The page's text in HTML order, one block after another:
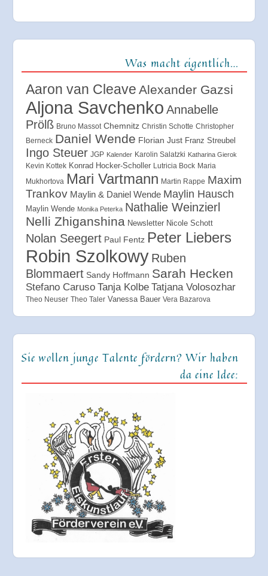
Was macht eigentlich…
Aaron van Cleave Alexander Gazsi
Aljona Savchenko Annabelle
Prölß Bruno Massot Chemnitz Christin Schotte Christopher
Berneck Daniel Wende Florian Just Franz Streubel
Ingo Steuer JGP Kalender Karolin Salatzki Katharina Gierok
Kevin Kottek Konrad Hocker-Scholler Lutricia Bock Maria
Mukhortova Mari Vartmann Martin Rappe Maxim
Trankov Maylin & Daniel Wende Maylin Hausch
Maylin Wende Monika Peterka Nathalie Weinzierl
Nelli Zhiganshina Newsletter Nicole Schott
Nolan Seegert Paul Fentz Peter Liebers
Robin Szolkowy Ruben
Blommaert Sandy Hoffmann Sarah Hecken
Stefano Caruso Tanja Kolbe Tatjana Volosozhar
Theo Neuser Theo Taler Vanessa Bauer Vera Bazarova
Sie wollen junge Talente fördern? Wir haben
da eine Idee: